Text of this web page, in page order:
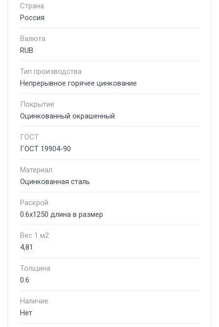
Страна
Россия
Валюта
RUB
Тип производства
Непрерывное горячее цинкование
Покрытие
Оцинкованный окрашенный
ГОСТ
ГОСТ 19904-90
Материал
Оцинкованная сталь
Раскрой
0.6х1250 длина в размер
Вес 1 м2
4,81
Толщина
0.6
Наличие
Нет